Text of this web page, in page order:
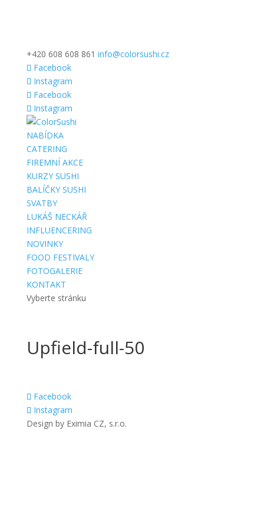
+420 608 608 861 info@colorsushi.cz
Facebook
Instagram
Facebook
Instagram
NABÍDKA
CATERING
FIREMNÍ AKCE
KURZY SUSHI
BALÍČKY SUSHI
SVATBY
LUKÁŠ NECKÁŘ
INFLUENCERING
NOVINKY
FOOD FESTIVALY
FOTOGALERIE
KONTAKT
Vyberte stránku
Upfield-full-50
Facebook
Instagram
Design by Eximia CZ, s.r.o.